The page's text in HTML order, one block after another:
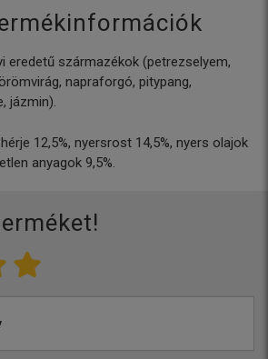
eredetű származékok (petrezselyem,
napraforgó, pitypang,
jázmin).
12,5%, nyersrost 14,5%, nyers olajok
anyagok 9,5%.